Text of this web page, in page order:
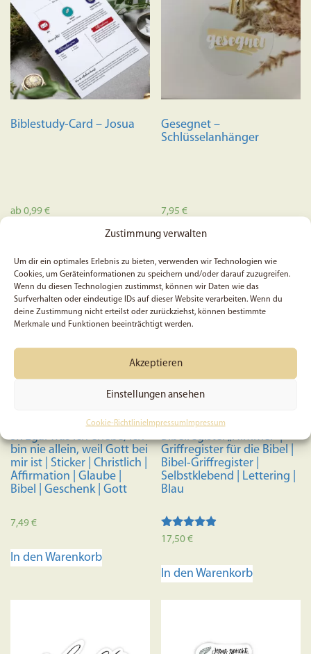
Zustimmung verwalten
Um dir ein optimales Erlebnis zu bieten, verwenden wir Technologien wie
Cookies, um Geräteinformationen zu speichern und/oder darauf zuzugreifen.
Wenn du diesen Technologien zustimmst, können wir Daten wie das
Surfverhalten oder eindeutige IDs auf dieser Website verarbeiten. Wenn du
deine Zustimmung nicht erteilst oder zurückziehst, können bestimmte
Merkmale und Funktionen beeinträchtigt werden.
Akzeptieren
Einstellungen ansehen
Cookie-RichtlinieImpressum Impressum
auf.
Die
Optionen
können
auf
gewählt
Biblestudy-Card – Josua
ab 0,99€
Dieses
weist
mehrere
Varianten
auf.
können
auf
Produktseite
gewählt
werden
Gesegnet –
Schlüsselanhänger
7,95€
5x Egal was ich erlebe, ich
bin nie allein, weil Gott bei
mir ist | Sticker | Christlich |
Affirmation | Glaube |
Bibel | Geschenk | Gott
7,49€
In den Warenkorb
Bibelregister „Himmel“ |
Griffregister für die Bibel |
Bibel-Griffregister |
Selbstklebend | Lettering |
Blau
Bewertet
von 5
17,50€
In den Warenkorb